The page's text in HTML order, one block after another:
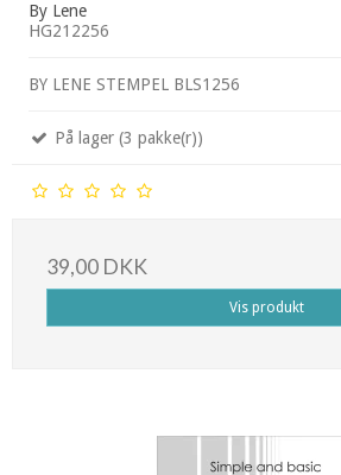
By Lene
HG212256
BY LENE STEMPEL BLS1256
På lager (3 pakke(r))
39,00 DKK
Vis produkt